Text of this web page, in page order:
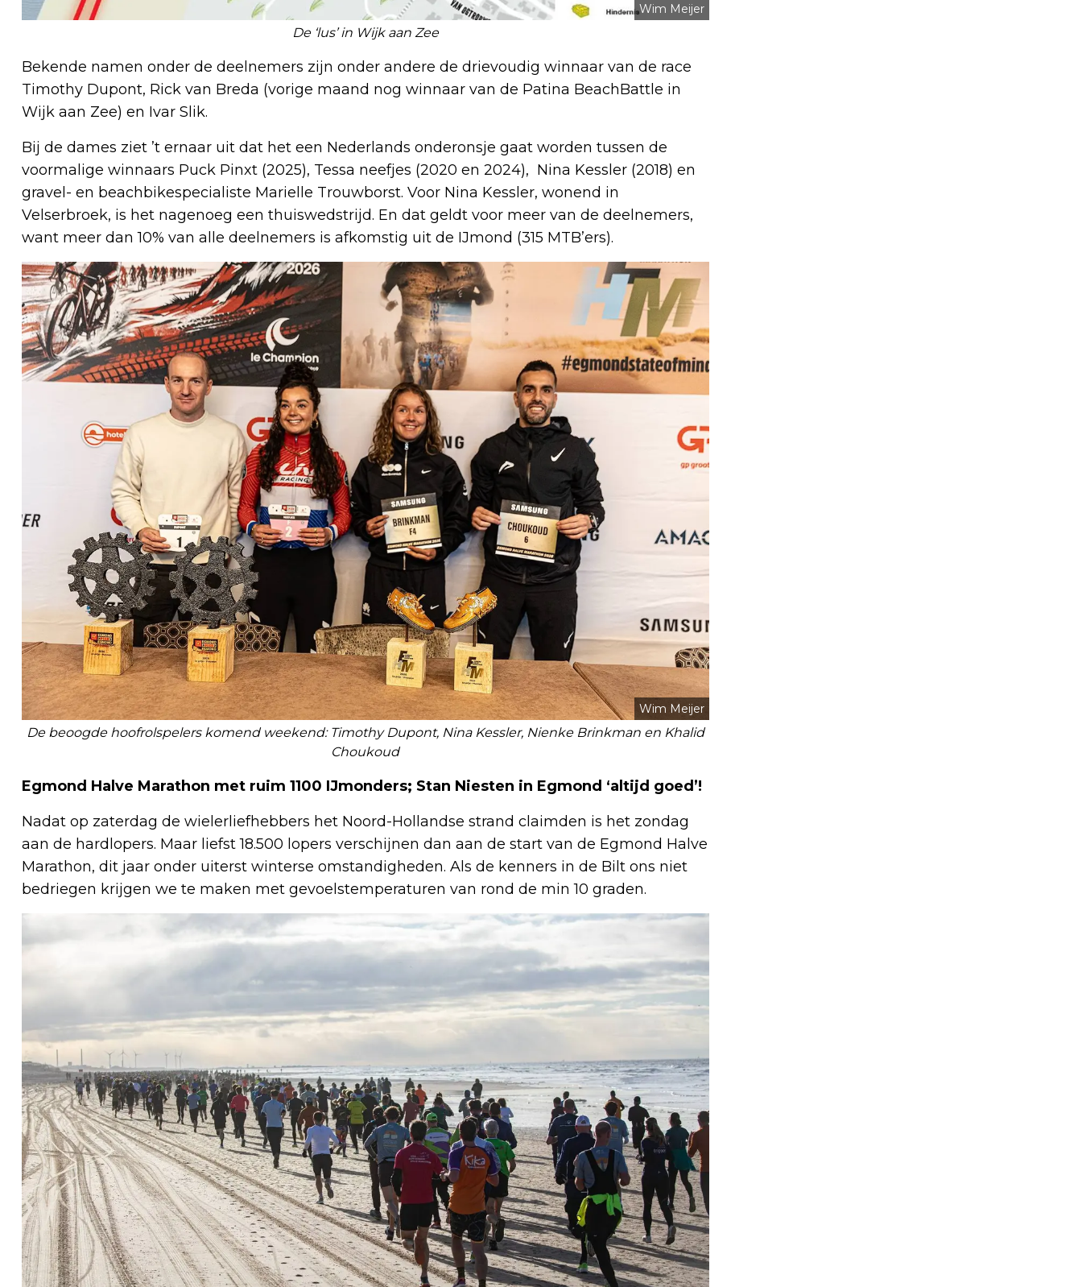
Wim Meijer
De ‘lus’ in Wijk aan Zee
Bekende namen onder de deelnemers zijn onder andere de drievoudig winnaar van de race
Timothy Dupont, Rick van Breda (vorige maand nog winnaar van de Patina BeachBattle in
Wijk aan Zee) en Ivar Slik.
Bij de dames ziet ’t ernaar uit dat het een Nederlands onderonsje gaat worden tussen de
voormalige winnaars Puck Pinxt (2025), Tessa neefjes (2020 en 2024), Nina Kessler (2018) en
gravel- en beachbikespecialiste Marielle Trouwborst. Voor Nina Kessler, wonend in
Velserbroek, is het nagenoeg een thuiswedstrijd. En dat geldt voor meer van de deelnemers,
want meer dan 10% van alle deelnemers is afkomstig uit de IJmond (315 MTB’ers).
Wim Meijer
De beoogde hoofrolspelers komend weekend: Timothy Dupont, Nina Kessler, Nienke Brinkman en Khalid
Choukoud
Egmond Halve Marathon met ruim 1100 IJmonders; Stan Niesten in Egmond ‘altijd goed’!
Nadat op zaterdag de wielerliefhebbers het Noord-Hollandse strand claimden is het zondag
aan de hardlopers. Maar liefst 18.500 lopers verschijnen dan aan de start van de Egmond Halve
Marathon, dit jaar onder uiterst winterse omstandigheden. Als de kenners in de Bilt ons niet
bedriegen krijgen we te maken met gevoelstemperaturen van rond de min 10 graden.